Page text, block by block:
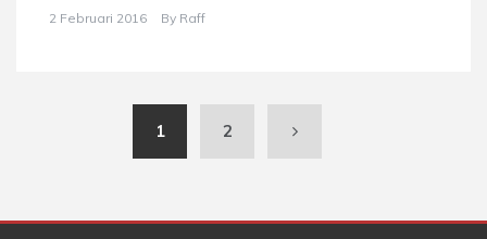
2 Februari 2016 By Raff
1 2